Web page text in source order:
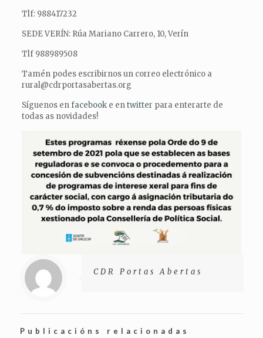
Tlf: 988417232
SEDE VERÍN: Rúa Mariano Carrero, 10, Verín
Tlf 988989508
Tamén podes escribirnos un correo electrónico a
rural@cdrportasabertas.org
Síguenos en facebook e entwitter para enterarte de
todas as novidades!
CDR Portas Abertas
Publicacións relacionadas